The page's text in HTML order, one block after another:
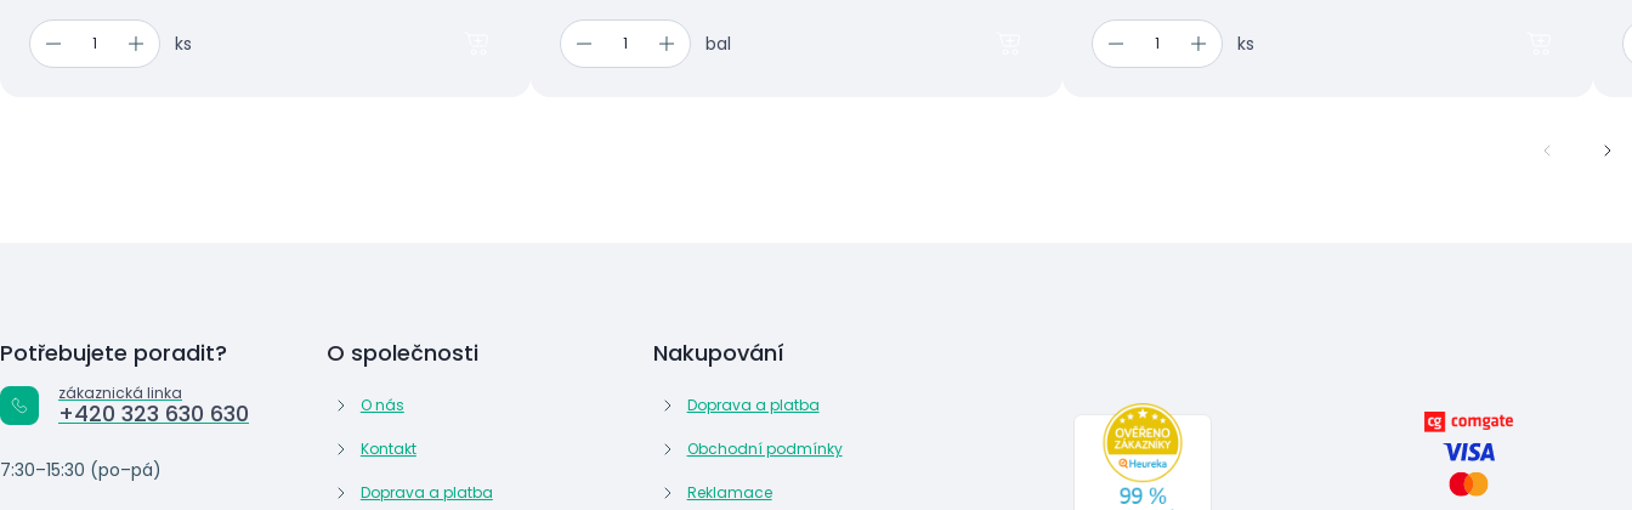
ks bal ks
Potřebujete poradit?
zákaznická linka
+420 323 630 630
7:30–15:30 (po–pá)
O společnosti
O nás
Kontakt
Doprava a platba
Nakupování
Doprava a platba
Obchodní podmínky
Reklamace